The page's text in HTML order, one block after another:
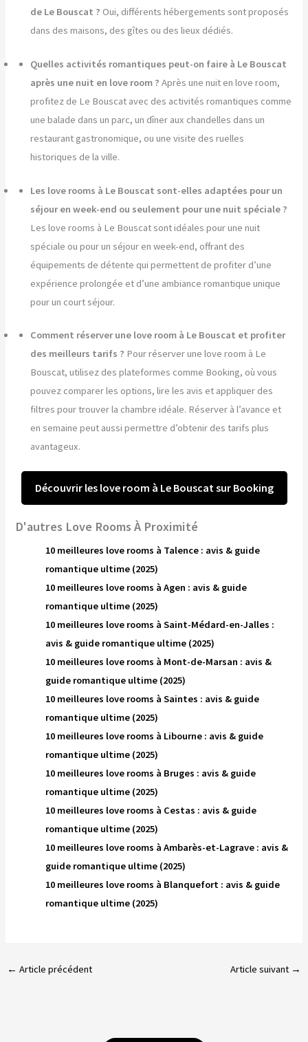
de Le Bouscat ? Oui, différents hébergements sont proposés
dans des maisons, des gîtes ou des lieux dédiés.
Quelles activités romantiques peut-on faire à Le Bouscat
après une nuit en love room ? Après une nuit en love room,
profitez de Le Bouscat avec des activités romantiques comme
une balade dans un parc, un dîner aux chandelles dans un
restaurant gastronomique, ou une visite des ruelles
historiques de la ville.
Les love rooms à Le Bouscat sont-elles adaptées pour un
séjour en week-end ou seulement pour une nuit spéciale ?
Les love rooms à Le Bouscat sont idéales pour une nuit
spéciale ou pour un séjour en week-end, offrant des
équipements de détente qui permettent de profiter d’une
expérience prolongée et d’une ambiance romantique unique
pour un court séjour.
Comment réserver une love room à Le Bouscat et profiter
des meilleurs tarifs ? Pour réserver une love room à Le
Bouscat, utilisez des plateformes comme Booking, où vous
pouvez comparer les options, lire les avis et appliquer des
filtres pour trouver la chambre idéale. Réserver à l’avance et
en semaine peut aussi permettre d’obtenir des tarifs plus
avantageux.
Découvrir les love room à Le Bouscat sur Booking
D'autres Love Rooms À Proximité
10 meilleures love rooms à Talence : avis & guide
romantique ultime (2025)
10 meilleures love rooms à Agen : avis & guide
romantique ultime (2025)
10 meilleures love rooms à Saint-Médard-en-Jalles :
avis & guide romantique ultime (2025)
10 meilleures love rooms à Mont-de-Marsan : avis &
guide romantique ultime (2025)
10 meilleures love rooms à Saintes : avis & guide
romantique ultime (2025)
10 meilleures love rooms à Libourne : avis & guide
romantique ultime (2025)
10 meilleures love rooms à Bruges : avis & guide
romantique ultime (2025)
10 meilleures love rooms à Cestas : avis & guide
romantique ultime (2025)
10 meilleures love rooms à Ambarès-et-Lagrave : avis &
guide romantique ultime (2025)
10 meilleures love rooms à Blanquefort : avis & guide
romantique ultime (2025)
← Article précédent Article suivant →